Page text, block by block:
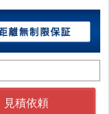
見積依頼